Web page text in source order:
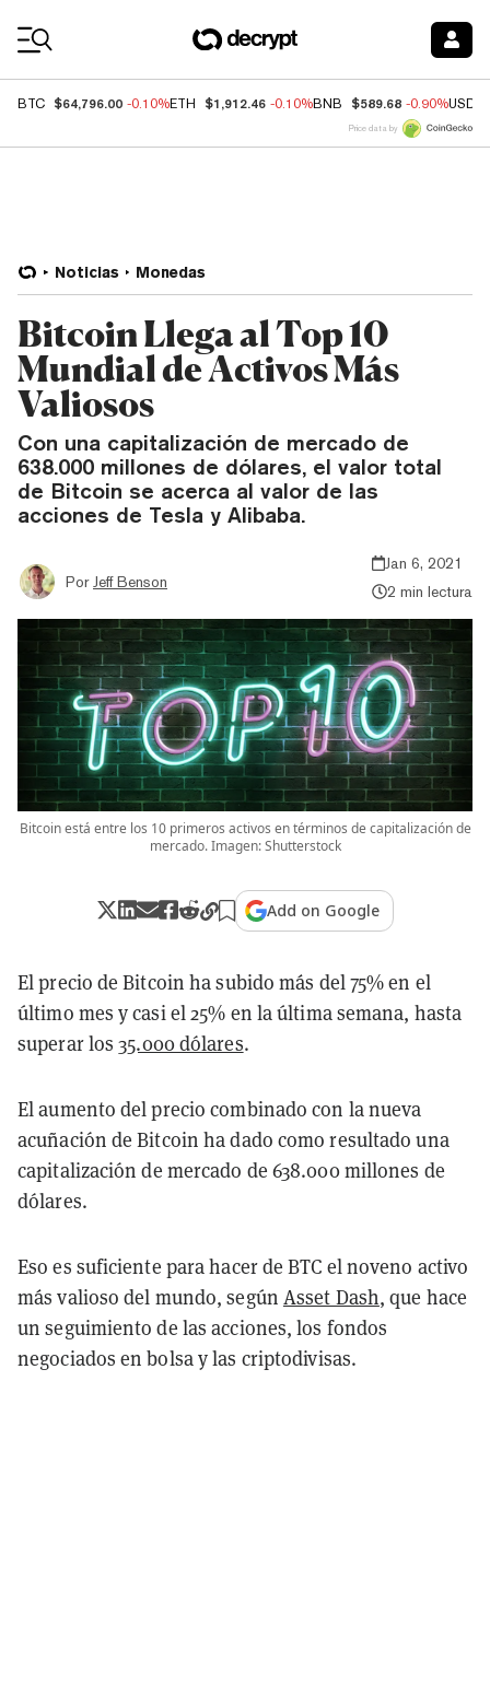
BTC $64,796.00 -0.10%ETH $1,912.46 -0.10%BNB $589.68 -0.90%USDC
Price data by
Noticias Monedas
Bitcoin Llega al Top 10
Mundial de Activos Más
Valiosos
Con una capitalización de mercado de
638.000 millones de dólares, el valor total
de Bitcoin se acerca al valor de las
acciones de Tesla y Alibaba.
Por Jeff Benson
Jan 6, 2021
2 min lectura
Bitcoin está entre los 10 primeros activos en términos de capitalización de
mercado. Imagen: Shutterstock
Add on Google
El precio de Bitcoin ha subido más del 75% en el
último mes y casi el 25% en la última semana, hasta
superar los35.000 dólares.
El aumento del precio combinado con la nueva
acuñación de Bitcoin ha dado como resultado una
capitalización de mercado de 638.000 millones de
dólares.
Eso es suficiente para hacer de BTC el noveno activo
más valioso del mundo, según Asset Dash, que hace
un seguimiento de las acciones, los fondos
negociados en bolsa y las criptodivisas.